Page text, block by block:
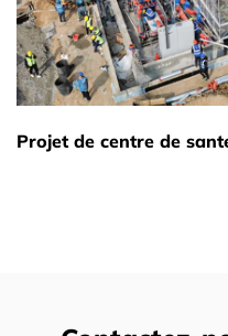
Projet de centre de